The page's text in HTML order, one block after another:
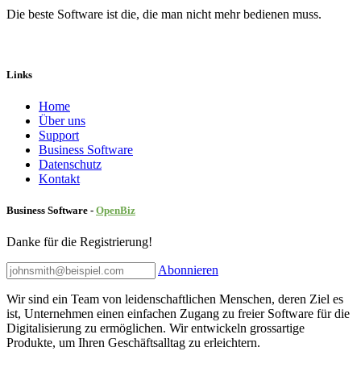
Die beste Software ist die, die man nicht mehr bedienen muss.
Links
Home
Über uns
Sup​port
Business Software
Datenschutz
Kontakt
Business Software - OpenBiz
Danke für die Registrierung!
Abonnieren
Wir sind ein Team von leidenschaftlichen Menschen, deren Ziel es
ist, Unternehmen einen einfachen Zugang zu freier Software für die
Digitalisierung zu ermöglichen. Wir entwickeln grossartige
Produkte, um Ihren Geschäftsalltag zu erleichtern.